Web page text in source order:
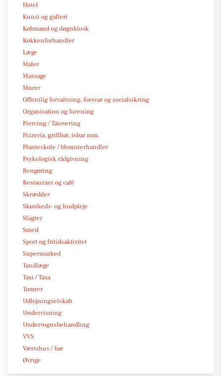
Hotel
Kunst og galleri
Købmand og døgnkiosk
Køkkenforhandler
Læge
Maler
Massage
Murer
Offentlig forvaltning, forsvar og socialsikring
Organisation og forening
Piercing / Tatovering
Pizzeria, grillbar, isbar mm.
Planteskole / blomsterhandler
Psykologisk rådgivning
Rengøring
Restaurant og café
Skrædder
Skønheds- og hudpleje
Slagter
Smed
Sport og fritidsaktivitet
Supermarked
Tandlæge
Taxi / Taxa
Tømrer
Udlejningselskab
Undervisning
Undervognsbehandling
VVS
Værtshus / bar
Øvrige